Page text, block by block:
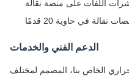
اللفات على منصة نقالة
نقالة في حاوية 20 قدمًا
الدعم الفني والخدمات
الخاص بنا، المصمم لمختلف